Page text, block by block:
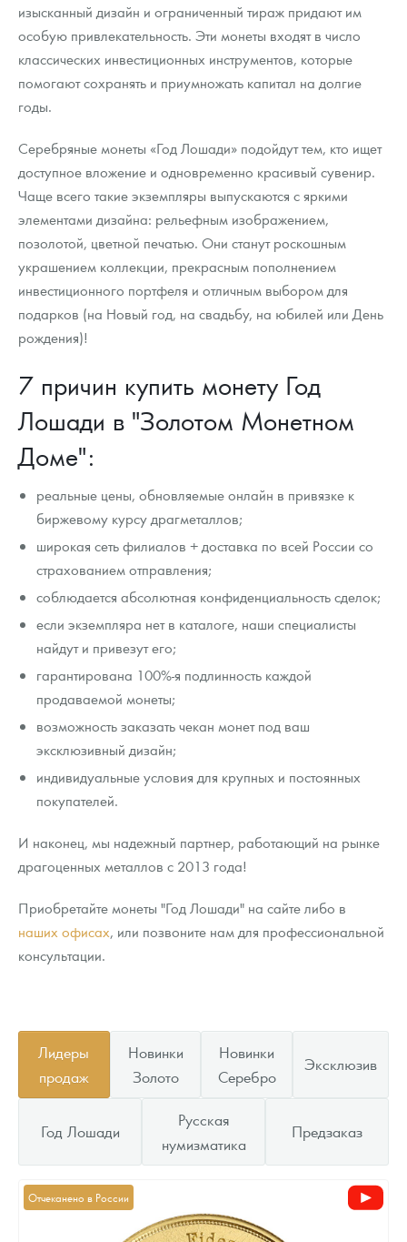
изысканный дизайн и ограниченный тираж придают им
особую привлекательность. Эти монеты входят в число
классических инвестиционных инструментов, которые
помогают сохранять и приумножать капитал на долгие
годы.
Серебряные монеты «Год Лошади» подойдут тем, кто ищет
доступное вложение и одновременно красивый сувенир.
Чаще всего такие экземпляры выпускаются с яркими
элементами дизайна: рельефным изображением,
позолотой, цветной печатью. Они станут роскошным
украшением коллекции, прекрасным пополнением
инвестиционного портфеля и отличным выбором для
подарков (на Новый год, на свадьбу, на юбилей или День
рождения)!
7 причин купить монету Год
Лошади в "Золотом Монетном
Доме":
реальные цены, обновляемые онлайн в привязке к
биржевому курсу драгметаллов;
широкая сеть филиалов + доставка по всей России со
страхованием отправления;
соблюдается абсолютная конфиденциальность сделок;
если экземпляра нет в каталоге, наши специалисты
найдут и привезут его;
гарантирована 100%-я подлинность каждой
продаваемой монеты;
возможность заказать чекан монет под ваш
эксклюзивный дизайн;
индивидуальные условия для крупных и постоянных
покупателей.
И наконец, мы надежный партнер, работающий на рынке
драгоценных металлов с 2013 года!
Приобретайте монеты "Год Лошади" на сайте либо в
наших офисах, или позвоните нам для профессиональной
консультации.
Лидеры
продаж
Новинки
Золото
Новинки
Серебро
Эксклюзив
Год Лошади
Русская
нумизматика
Предзаказ
Отчеканено в России